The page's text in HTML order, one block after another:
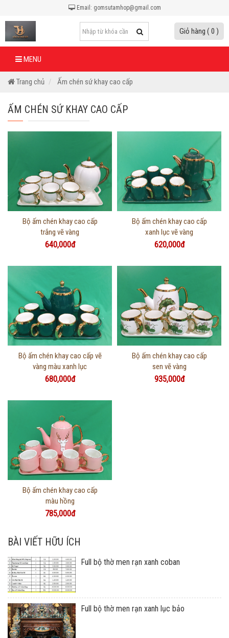
Email: gomsutamhop@gmail.com
Giỏ hàng ( 0 )
MENU
Trang chủ Ấm chén sứ khay cao cấp
ẤM CHÉN SỨ KHAY CAO CẤP
Thông tin chi tiết
Bộ ấm chén khay cao cấp
trắng vẽ vàng
640,000đ
Thông tin chi tiết
Bộ ấm chén khay cao cấp
xanh lục vẽ vàng
620,000đ
Thông tin chi tiết
Bộ ấm chén khay cao cấp vẽ
vàng màu xanh lục
680,000đ
Thông tin chi tiết
Bộ ấm chén khay cao cấp
sen vẽ vàng
935,000đ
Thông tin chi tiết
Bộ ấm chén khay cao cấp
màu hồng
785,000đ
BÀI VIẾT HỮU ÍCH
Full bộ thờ men rạn xanh coban
Full bộ thờ men rạn xanh lục bảo